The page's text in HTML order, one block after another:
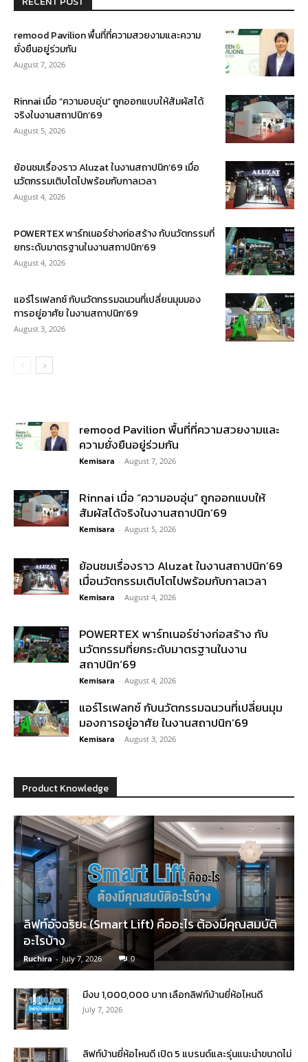
remood Pavilion พื้นที่ที่ความสวยงามและความ
ยั่งยืนอยู่ร่วมกัน
August 7, 2026
Rinnai เมื่อ “ความอบอุ่น” ถูกออกแบบให้สัมผัสได้
จริงในงานสถาปนิก’69
August 5, 2026
ย้อนชมเรื่องราว Aluzat ในงานสถาปนิก’69 เมื่อ
นวัตกรรมเติบโตไปพร้อมกับกาลเวลา
August 4, 2026
POWERTEX พาร์ทเนอร์ช่างก่อสร้าง กับนวัตกรรมที่
ยกระดับมาตรฐานในงานสถาปนิก’69
August 4, 2026
แอร์โรเฟลกซ์ กับนวัตกรรมฉนวนที่เปลี่ยนมุมมอง
การอยู่อาศัย ในงานสถาปนิก’69
August 3, 2026
remood Pavilion พื้นที่ที่ความสวยงามและ
ความยั่งยืนอยู่ร่วมกัน
Kemisara - August 7, 2026
Rinnai เมื่อ “ความอบอุ่น” ถูกออกแบบให้
สัมผัสได้จริงในงานสถาปนิก’69
Kemisara - August 5, 2026
ย้อนชมเรื่องราว Aluzat ในงานสถาปนิก’69
เมื่อนวัตกรรมเติบโตไปพร้อมกับกาลเวลา
Kemisara - August 4, 2026
POWERTEX พาร์ทเนอร์ช่างก่อสร้าง กับ
นวัตกรรมที่ยกระดับมาตรฐานในงาน
สถาปนิก’69
Kemisara - August 4, 2026
แอร์โรเฟลกซ์ กับนวัตกรรมฉนวนที่เปลี่ยนมุม
มองการอยู่อาศัย ในงานสถาปนิก’69
Kemisara - August 3, 2026
Product Knowledge
ลิฟท์อัจฉริยะ (Smart Lift) คืออะไร ต้องมีคุณสมบัติ
อะไรบ้าง
Ruchira - July 7, 2026 0
มีงบ 1,000,000 บาท เลือกลิฟท์บ้านยี่ห้อไหนดี
July 7, 2026
ลิฟท์บ้านยี่ห้อไหนดี เปิด 5 แบรนด์และรุ่นแนะนำขนาดไม่